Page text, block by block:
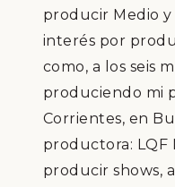
producir Medio
interés por
como, a los seis
produciendo mi
Corrientes, en
productora: LQF
producir shows,